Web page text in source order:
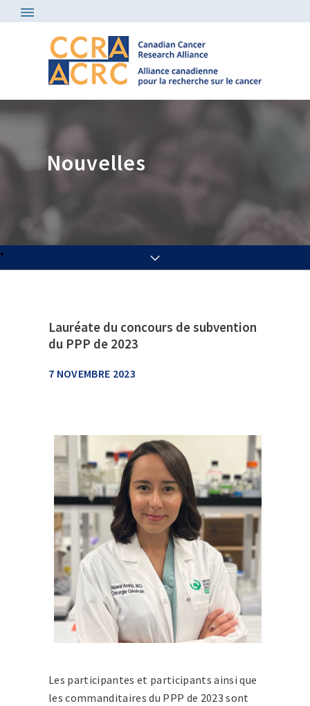
Nouvelles
Lauréate du concours de subvention
du PPP de 2023
7 NOVEMBRE 2023
Les participantes et participants ainsi que
les commanditaires du PPP de 2023 sont